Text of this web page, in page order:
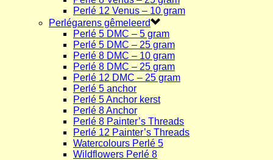
Perlé 12 Venus – 10 gram
Perlégarens gêmeleerd
Perlé 5 DMC – 5 gram
Perlé 5 DMC – 25 gram
Perlé 8 DMC – 10 gram
Perlé 8 DMC – 25 gram
Perlé 12 DMC – 25 gram
Perlé 5 anchor
Perlé 5 Anchor kerst
Perlé 8 Anchor
Perlé 8 Painter’s Threads
Perlé 12 Painter’s Threads
Watercolours Perlé 5
Wildflowers Perlé 8